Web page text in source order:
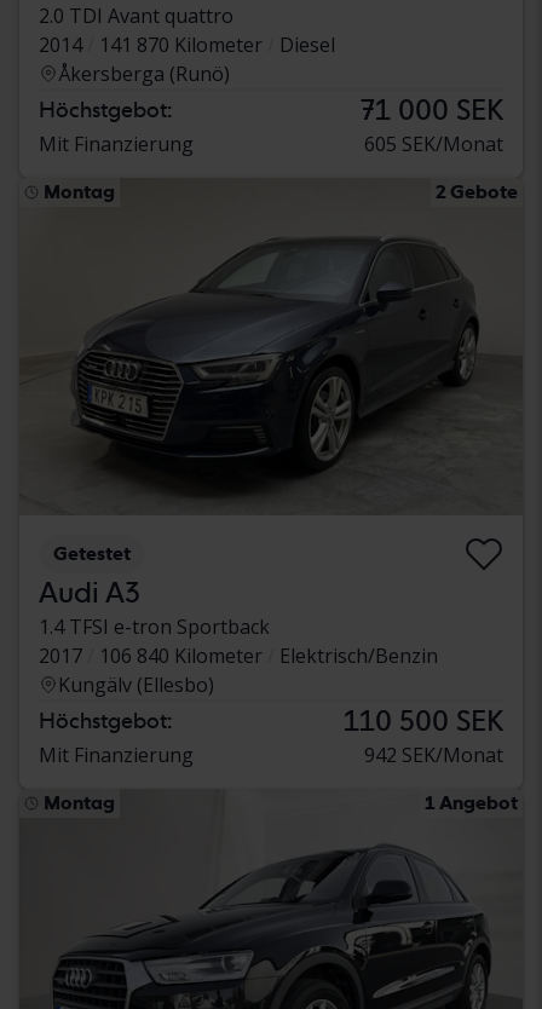
2.0 TDI Avant quattro
2014
141 870 Kilometer
Diesel
Åkersberga (Runö)
Höchstgebot: 71 000 SEK
Mit Finanzierung 605 SEK/Monat
Montag 2 Gebote
Getestet
Audi A3
1.4 TFSI e-tron Sportback
2017
106 840 Kilometer
Elektrisch/Benzin
Kungälv (Ellesbo)
Höchstgebot: 110 500 SEK
Mit Finanzierung 942 SEK/Monat
Montag 1 Angebot